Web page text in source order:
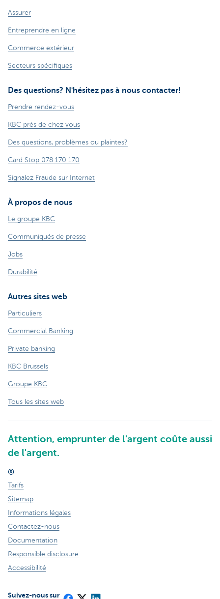
Assurer
Entreprendre en ligne
Commerce extérieur
Secteurs spécifiques
Des questions? N'hésitez pas à nous contacter!
Prendre rendez-vous
KBC près de chez vous
Des questions, problèmes ou plaintes?
Card Stop 078 170 170
Signalez Fraude sur Internet
À propos de nous
Le groupe KBC
Communiqués de presse
Jobs
Durabilité
Autres sites web
Particuliers
Commercial Banking
Private banking
KBC Brussels
Groupe KBC
Tous les sites web
Attention, emprunter de l'argent coûte aussi
de l'argent.
®
Tarifs
Sitemap
Informations légales
Contactez-nous
Documentation
Responsible disclosure
Accessibilité
Suivez-nous sur